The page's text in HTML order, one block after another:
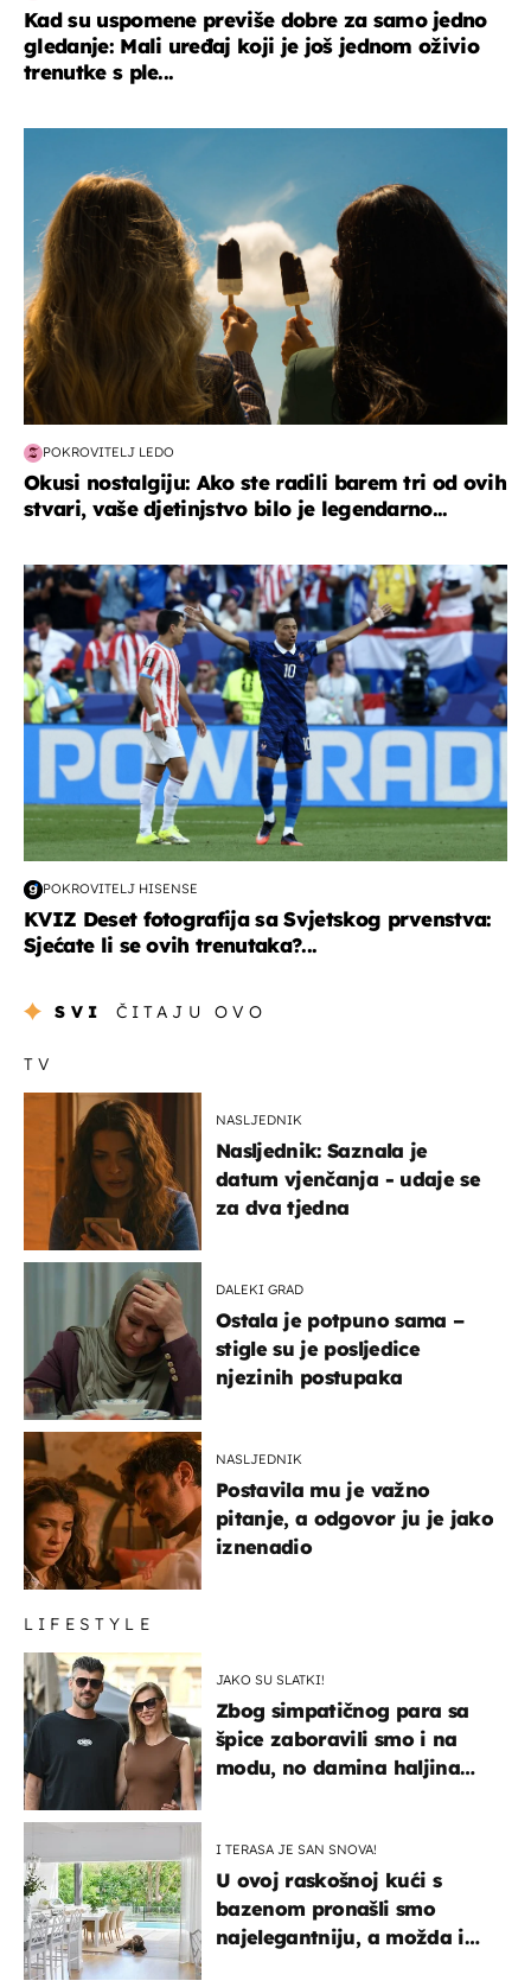
Kad su uspomene previše dobre za samo jedno
gledanje: Mali uređaj koji je još jednom oživio
trenutke s ple...
POKROVITELJ LEDO
Okusi nostalgiju: Ako ste radili barem tri od ovih
stvari, vaše djetinjstvo bilo je legendarno...
svjetsko prvenstvo 2026
POKROVITELJ HISENSE
KVIZ Deset fotografija sa Svjetskog prvenstva:
Sjećate li se ovih trenutaka?...
SVI ČITAJU OVO
TV
NASLJEDNIK
Nasljednik: Saznala je
datum vjenčanja - udaje se
za dva tjedna
DALEKI GRAD
Ostala je potpuno sama –
stigle su je posljedice
njezinih postupaka
NASLJEDNIK
Postavila mu je važno
pitanje, a odgovor ju je jako
iznenadio
LIFESTYLE
JAKO SU SLATKI!
Zbog simpatičnog para sa
špice zaboravili smo i na
modu, no damina haljina
I TERASA JE SAN SNOVA!
U ovoj raskošnoj kući s
bazenom pronašli smo
najelegantniju, a možda i